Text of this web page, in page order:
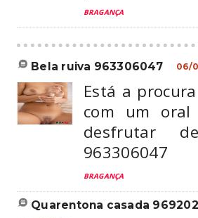
BRAGANÇA
bela ruiva 963306047 06/
Está a
com um oral
desfrutar
963306047
BRAGANÇA
quarentona casada